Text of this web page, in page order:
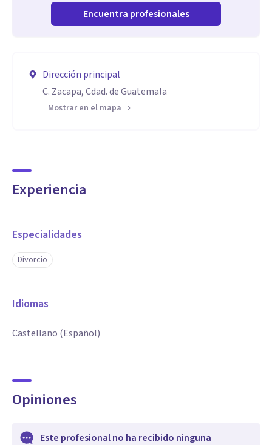
Encuentra profesionales
Dirección principal
C. Zacapa, Cdad. de Guatemala
Mostrar en el mapa
Experiencia
Especialidades
Divorcio
Idiomas
Castellano (Español)
Opiniones
Este profesional no ha recibido ninguna